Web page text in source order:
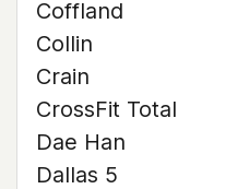
Coffland
Collin
Crain
CrossFit Total
Dae Han
Dallas 5